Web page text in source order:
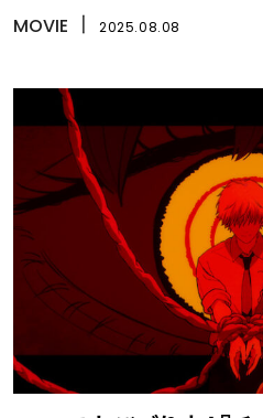
MOVIE 2025.08.08